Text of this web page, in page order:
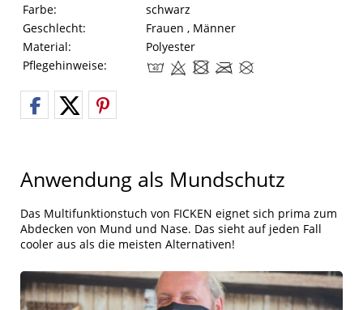
Farbe:
schwarz
Geschlecht:
Frauen , Männer
Material:
Polyester
Pflegehinweise:
Anwendung als Mundschutz
Das Multifunktionstuch von FICKEN eignet sich prima zum
Abdecken von Mund und Nase. Das sieht auf jeden Fall
cooler aus als die meisten Alternativen!